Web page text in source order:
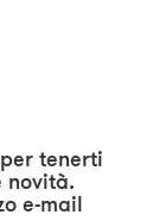
tenerti
novità.
e-mail